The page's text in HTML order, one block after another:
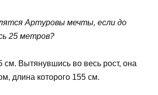
Артуровы мечты, если до
25 метров?
см. Вытянувшись во весь рост, она
длина которого 155 см.